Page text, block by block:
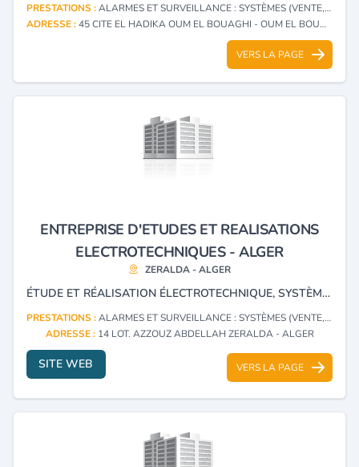
PRESTATIONS :ALARMES ET SURVEILLANCE : SYSTÈMES (VENTE, INSTALLATION)
ADRESSE :45 CITE EL HADIKA OUM EL BOUAGHI - OUM EL BOUAGHI
VERS LA PAGE
ENTREPRISE D'ETUDES ET REALISATIONS
ELECTROTECHNIQUES - ALGER
ZERALDA - ALGER
ÉTUDE ET RÉALISATION ÉLECTROTECHNIQUE, SYSTÈME D'ALARME, SYSTÈME DE SÉCURITÉ, SYSTÈME DE STANDARD TÉLÉPHONIQUE ET SYSTÈME DE RÉSEAUX INFORMATIQUES. ÉLECTRICITÉ INDUSTRIELLE ET BÂTIMENT.
PRESTATIONS :ALARMES ET SURVEILLANCE : SYSTÈMES (VENTE, INSTALLATION)
ADRESSE : 14 LOT. AZZOUZ ABDELLAH ZERALDA - ALGER
SITE WEB VERS LA PAGE